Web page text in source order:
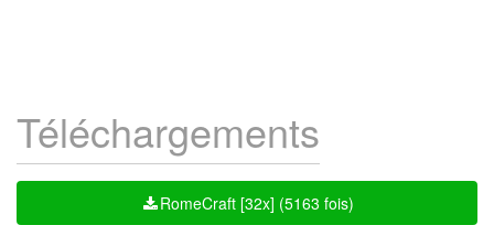
Téléchargements
RomeCraft [32x] (5163 fois)